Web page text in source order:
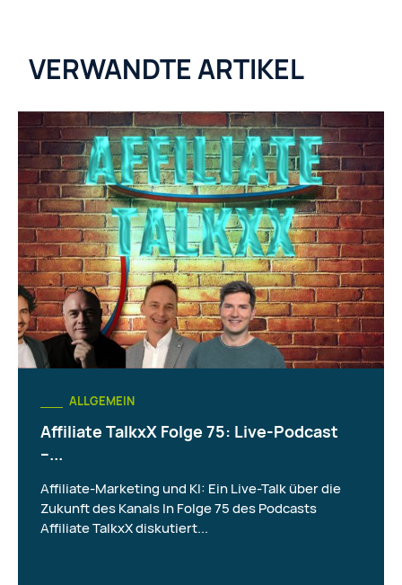
VERWANDTE ARTIKEL
ALLGEMEIN
Affiliate TalkxX Folge 75: Live-Podcast
–...
Affiliate-Marketing und KI: Ein Live-Talk über die
Zukunft des Kanals In Folge 75 des Podcasts
Affiliate TalkxX diskutiert...